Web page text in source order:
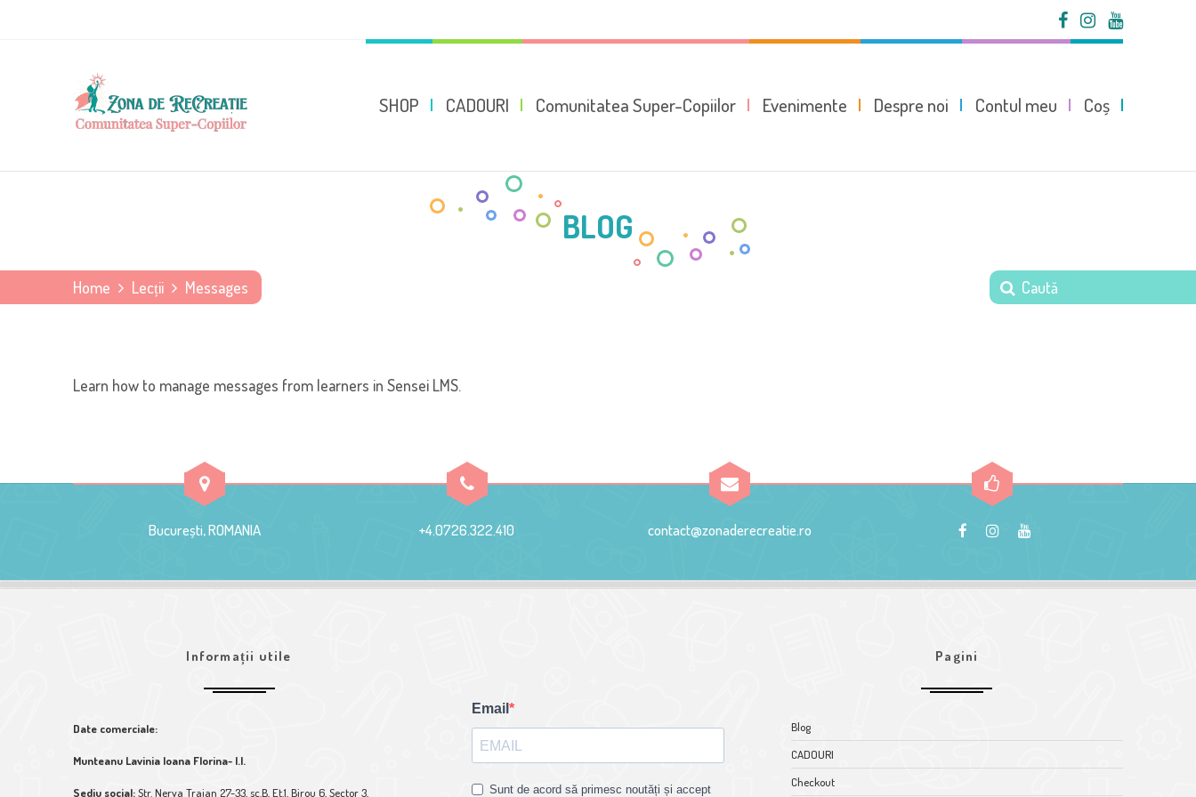
SHOP CADOURI Comunitatea Super-Copiilor Evenimente Despre noi Contul meu Coș
BLOG
Home Lecții Messages
Learn how to manage messages from learners in Sensei LMS.
București, ROMANIA +4.0726.322.410 contact@zonaderecreatie.ro
Informații utile
Date comerciale:
Munteanu Lavinia Ioana Florina- I.I.
Sediu social:Str. Nerva Traian 27-33, sc.B, Et.1, Birou 6, Sector 3,
Email
Sunt de acord să primesc noutăți și accept
Pagini
Blog
CADOURI
Checkout